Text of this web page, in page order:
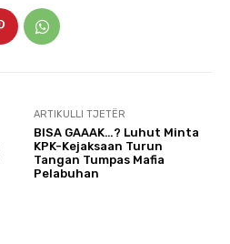
ARTIKULLI TJETËR
BISA GAAAK…? Luhut Minta
KPK-Kejaksaan Turun
Tangan Tumpas Mafia
Pelabuhan